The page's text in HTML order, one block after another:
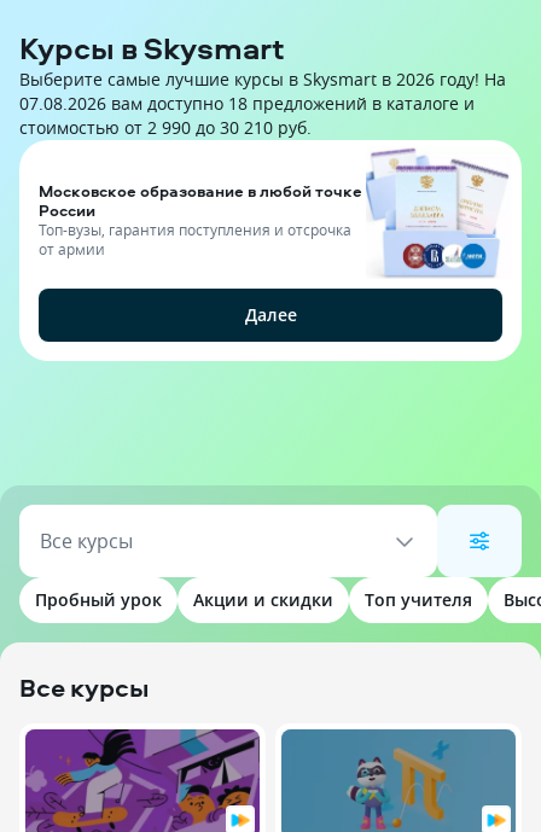
Курсы в Skysmart
Выберите самые лучшие курсы в Skysmart в 2026 году! На
07.08.2026 вам доступно 18 предложений в каталоге и
стоимостью от 2 990 до 30 210 руб.
Московское образование в любой точке
России
Топ-вузы, гарантия поступления и отсрочка
от армии
Далее
Все курсы
Пробный урок Акции и скидки Топ учителя
Все курсы